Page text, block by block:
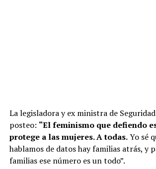
La legisladora y ex ministra de
posteo: “El feminismo que defiendo
protege a las mujeres. A todas.Yo sé
hablamos de datos hay familias atrás, y
familias ese número es un todo”.